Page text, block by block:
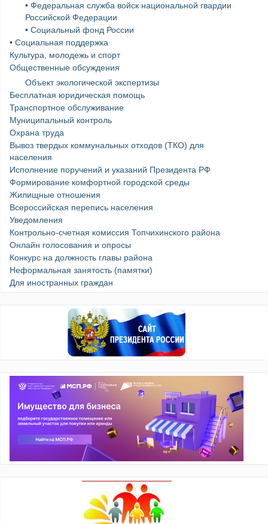
• Федеральная служба войск национальной гвардии
Российской Федерации
• Социальный фонд России
• Социальная поддержка
Культура, молодежь и спорт
Общественные обсуждения
Объект экологической экспертизы
Бесплатная юридическая помощь
Транспортное обслуживание
Муниципальный контроль
Охрана труда
Вывоз твердых коммунальных отходов (ТКО) для
населения
Исполнение поручений и указаний Президента РФ
Формирование комфортной городской среды
Жилищные отношения
Всероссийская перепись населения
Уведомления
Контрольно-счетная комиссия Топчихинского района
Онлайн голосования и опросы
Конкурс на должность главы района
Неформальная занятость (памятки)
Для иностранных граждан